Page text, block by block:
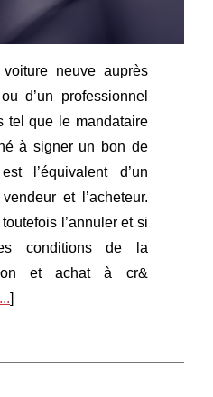
neuve auprès
d’un professionnel
tel que le mandataire
à signer un bon de
l’équivalent d’un
et l’acheteur.
l’annuler et si
conditions de la
et achat à cr&
...]